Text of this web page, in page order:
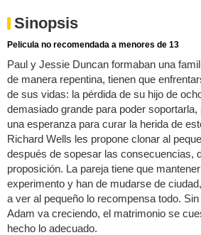
Sinopsis
Pelicula no recomendada a menores de 13
Paul y Jessie Duncan formaban una
de manera repentina, tienen que
de sus vidas: la pérdida de su hijo de
demasiado grande para poder
una esperanza para curar la herida de
Richard Wells les propone clonar al
después de sopesar las consecuencias,
proposición. La pareja tiene que
experimento y han de mudarse de
a ver al pequeño lo recompensa todo.
Adam va creciendo, el matrimonio se
hecho lo adecuado.